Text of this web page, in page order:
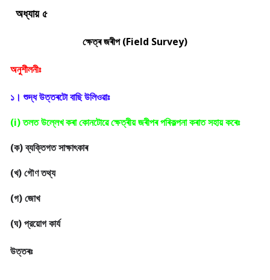
অধ্যায় ৫
ক্ষেত্ৰ জৰীপ (Field Survey)
অনুশীলনীঃ
(ক) ব্যক্তিগত সাক্ষাৎকাৰ
(খ) গৌণ তথ্য
(গ) জোখ
(ঘ) প্রয়োগ কার্য
উত্তৰঃ